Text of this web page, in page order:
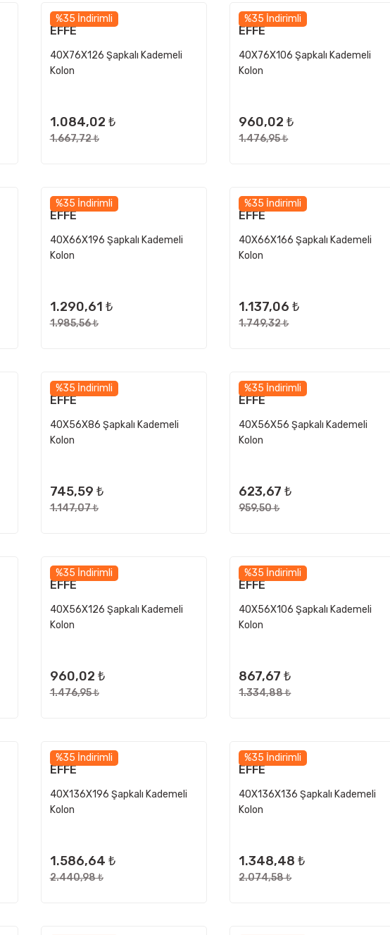
%35 İndirimli
EFFE
40X76X126 Şapkalı Kademeli
Kolon
1.084,02 ₺
1.667,72 ₺
%35 İndirimli
EFFE
40X76X106 Şapkalı Kademeli
Kolon
960,02 ₺
1.476,95 ₺
%35 İndirimli
EFFE
40X66X196 Şapkalı Kademeli
Kolon
1.290,61 ₺
1.985,56 ₺
%35 İndirimli
EFFE
40X66X166 Şapkalı Kademeli
Kolon
1.137,06 ₺
1.749,32 ₺
%35 İndirimli
EFFE
40X56X86 Şapkalı Kademeli
Kolon
745,59 ₺
1.147,07 ₺
%35 İndirimli
EFFE
40X56X56 Şapkalı Kademeli
Kolon
623,67 ₺
959,50 ₺
%35 İndirimli
EFFE
40X56X126 Şapkalı Kademeli
Kolon
960,02 ₺
1.476,95 ₺
%35 İndirimli
EFFE
40X56X106 Şapkalı Kademeli
Kolon
867,67 ₺
1.334,88 ₺
%35 İndirimli
EFFE
40X136X196 Şapkalı Kademeli
Kolon
1.586,64 ₺
2.440,98 ₺
%35 İndirimli
EFFE
40X136X136 Şapkalı Kademeli
Kolon
1.348,48 ₺
2.074,58 ₺